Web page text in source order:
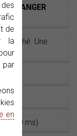
de
la
par
en
RANGER
marché. Une
(90 ms)